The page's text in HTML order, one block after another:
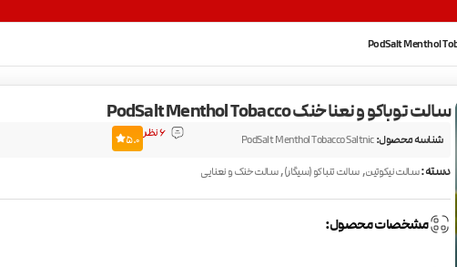
سالت توباکو و نعنا خنک PodSalt Menthol Tobacco
شناسه محصول:PodSalt Menthol Tobacco Saltnic 6 نظر 5.0
دسته:سالت نیکوتین, سالت تنباکو (سیگار),سالت خنک و نعنایی
مشخصات محصول: